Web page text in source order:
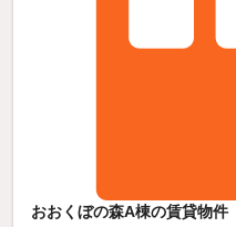
おおくぼの森A棟の賃貸物件